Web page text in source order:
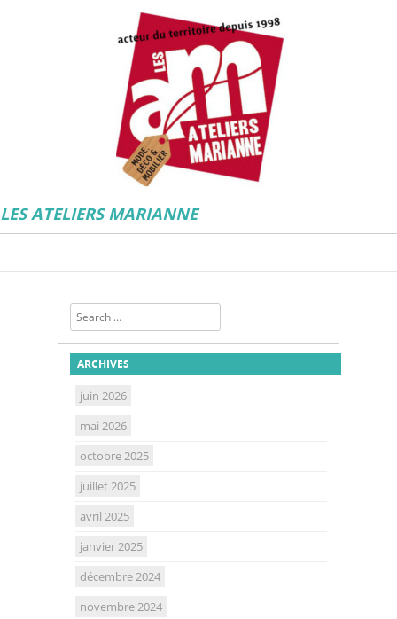
LES ATELIERS MARIANNE
Search
ARCHIVES
juin 2026
mai 2026
octobre 2025
juillet 2025
avril 2025
janvier 2025
décembre 2024
novembre 2024